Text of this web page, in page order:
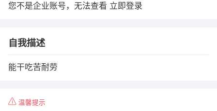
您不是企业账号，无法查看 立即登录
自我描述
能干吃苦耐劳
温馨提示